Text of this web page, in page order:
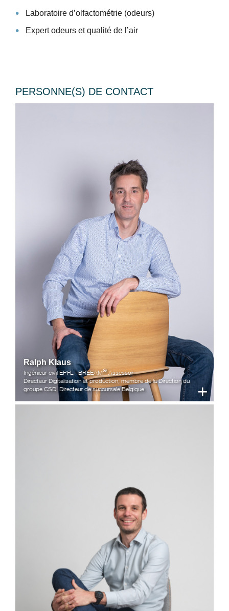
Laboratoire d’olfactométrie (odeurs)
Expert odeurs et qualité de l’air
PERSONNE(S) DE CONTACT
+
Ralph Klaus
Ingénieur civil EPFL - BREEAM®Assessor
Directeur Digitalisation et production, membre de la Direction du
groupe CSD, Directeur de succursale Belgique